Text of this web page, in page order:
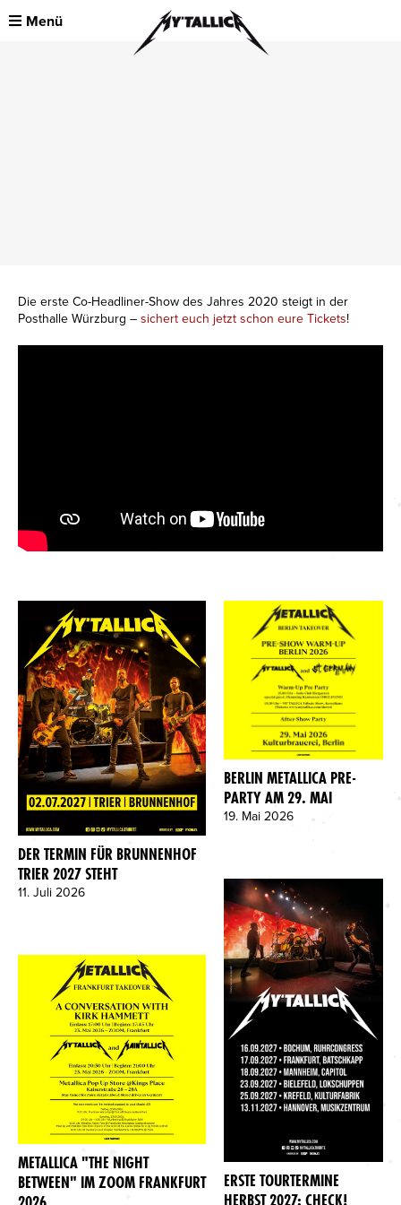
Menü
Die erste Co-Headliner-Show des Jahres 2020 steigt in der
Posthalle Würzburg – sichert euch jetzt schon eure Tickets!
DER TERMIN FÜR BRUNNENHOF
TRIER 2027 STEHT
11. Juli 2026
METALLICA "THE NIGHT
BETWEEN" IM ZOOM FRANKFURT
BERLIN METALLICA PRE-
PARTY AM 29. MAI
19. Mai 2026
ERSTE TOURTERMINE
HERBST 2027: CHECK!